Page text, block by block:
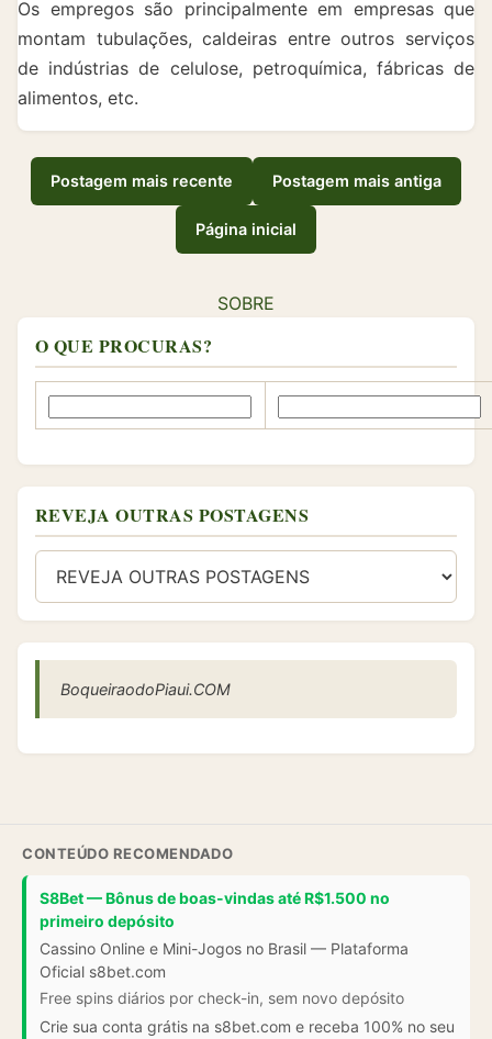
Os empregos são principalmente em empresas que
montam tubulações, caldeiras entre outros serviços
de indústrias de celulose, petroquímica, fábricas de
alimentos, etc.
Postagem mais recente Postagem mais antiga
Página inicial
SOBRE
O QUE PROCURAS?
REVEJA OUTRAS POSTAGENS
BoqueiraodoPiaui.COM
CONTEÚDO RECOMENDADO
S8Bet — Bônus de boas-vindas até R$1.500 no
primeiro depósito
Cassino Online e Mini-Jogos no Brasil — Plataforma
Oficial s8bet.com
Free spins diários por check-in, sem novo depósito
Crie sua conta grátis na s8bet.com e receba 100% no seu